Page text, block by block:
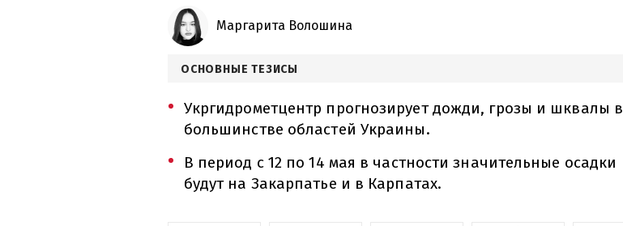
Маргарита Волошина
ОСНОВНЫЕ ТЕЗИСЫ
Укргидрометцентр прогнозирует дожди, грозы и шквалы в
большинстве областей Украины.
В период с 12 по 14 мая в частности значительные осадки
будут на Закарпатье и в Карпатах.